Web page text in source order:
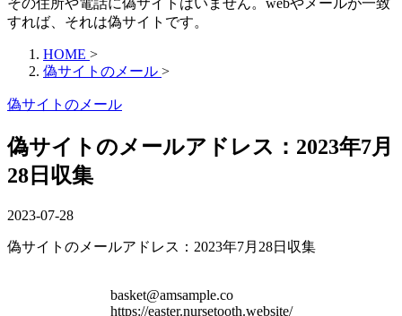
その住所や電話に偽サイトはいません。webやメールが一致
すれば、それは偽サイトです。
HOME >
偽サイトのメール >
偽サイトのメール
偽サイトのメールアドレス：2023年7月
28日収集
2023-07-28
偽サイトのメールアドレス：2023年7月28日収集
basket@amsample.co
https://easter.nursetooth.website/